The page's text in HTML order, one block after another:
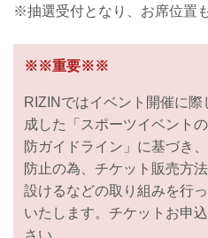
※抽選受付となり、お席位置
※※重要※※
RIZINではイベント開催に
成した「スポーツイベント
防ガイドライン」に基づき
防止の為、チケット販売方
設けるなどの取り組みを行
いたします。チケットお申